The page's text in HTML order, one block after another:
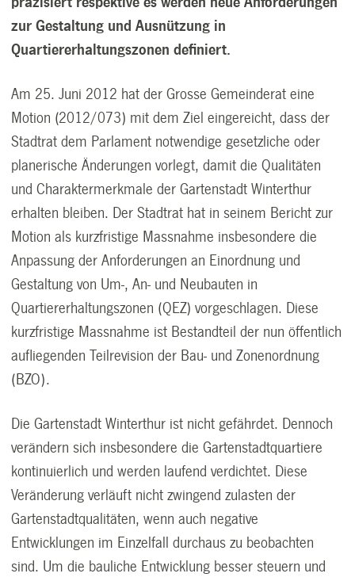
zur Gestaltung und Ausnützung in
Quartiererhaltungszonen definiert.
Am 25. Juni 2012 hat der Grosse Gemeinderat eine
Motion (2012/073) mit dem Ziel eingereicht, dass der
Stadtrat dem Parlament notwendige gesetzliche oder
planerische Änderungen vorlegt, damit die Qualitäten
und Charaktermerkmale der Gartenstadt Winterthur
erhalten bleiben. Der Stadtrat hat in seinem Bericht zur
Motion als kurzfristige Massnahme insbesondere die
Anpassung der Anforderungen an Einordnung und
Gestaltung von Um-, An- und Neubauten in
Quartiererhaltungszonen (QEZ) vorgeschlagen. Diese
kurzfristige Massnahme ist Bestandteil der nun öffentlich
aufliegenden Teilrevision der Bau- und Zonenordnung
(BZO).
Die Gartenstadt Winterthur ist nicht gefährdet. Dennoch
verändern sich insbesondere die Gartenstadtquartiere
kontinuierlich und werden laufend verdichtet. Diese
Veränderung verläuft nicht zwingend zulasten der
Gartenstadtqualitäten, wenn auch negative
Entwicklungen im Einzelfall durchaus zu beobachten
sind. Um die bauliche Entwicklung besser steuern und